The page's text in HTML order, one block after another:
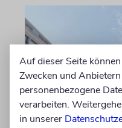
Auf dieser Seite
Zwecken und
personenbezogene
verarbeiten.
in unserer